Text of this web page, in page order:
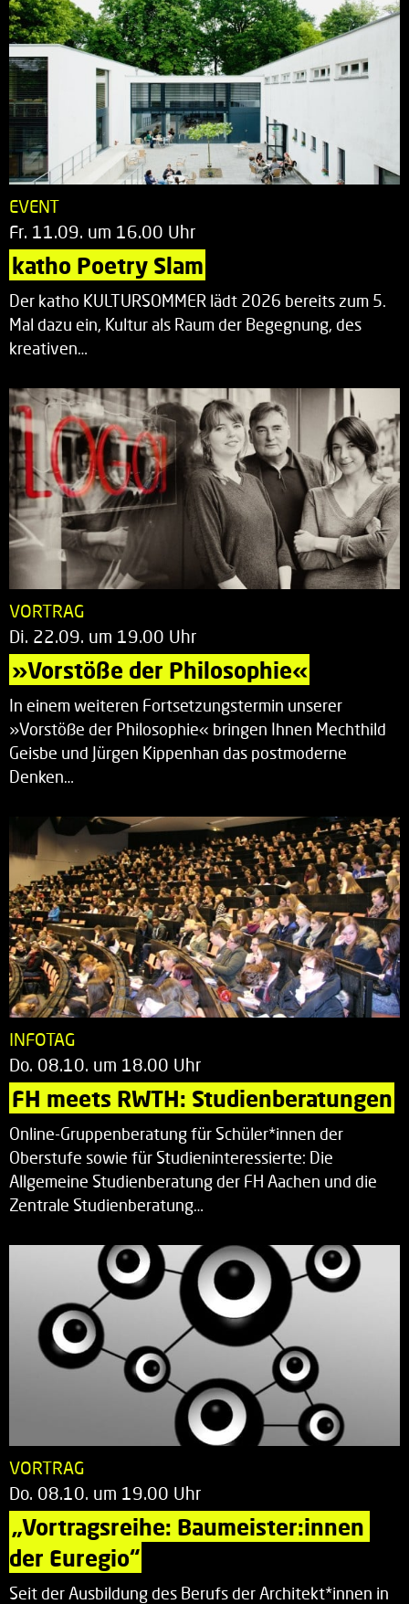
EVENT
Fr. 11.09. um 16.00 Uhr
katho Poetry Slam
Der katho KULTURSOMMER lädt 2026 bereits zum 5.
Mal dazu ein, Kultur als Raum der Begegnung, des
kreativen…
VORTRAG
Di. 22.09. um 19.00 Uhr
»Vorstöße der Philosophie«
In einem weiteren Fortsetzungstermin unserer
»Vorstöße der Philosophie« bringen Ihnen Mechthild
Geisbe und Jürgen Kippenhan das postmoderne
Denken…
INFOTAG
Do. 08.10. um 18.00 Uhr
FH meets RWTH: Studienberatungen
Online-Gruppenberatung für Schüler*innen der
Oberstufe sowie für Studieninteressierte: Die
Allgemeine Studienberatung der FH Aachen und die
Zentrale Studienberatung…
VORTRAG
Do. 08.10. um 19.00 Uhr
„Vortragsreihe: Baumeister:innen
der Euregio“
Seit der Ausbildung des Berufs der Architekt*innen in